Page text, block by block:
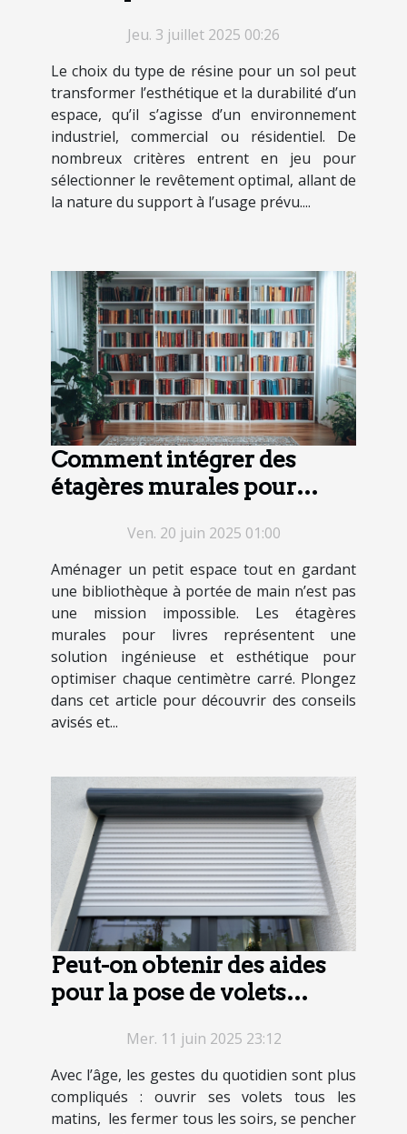
Jeu. 3 juillet 2025 00:26
Le choix du type de résine pour un sol peut
transformer l’esthétique et la durabilité d’un
espace, qu’il s’agisse d’un environnement
industriel, commercial ou résidentiel. De
nombreux critères entrent en jeu pour
sélectionner le revêtement optimal, allant de
la nature du support à l’usage prévu....
Comment intégrer des
étagères murales pour
Ven. 20 juin 2025 01:00
Aménager un petit espace tout en gardant
une bibliothèque à portée de main n’est pas
une mission impossible. Les étagères
murales pour livres représentent une
solution ingénieuse et esthétique pour
optimiser chaque centimètre carré. Plongez
dans cet article pour découvrir des conseils
avisés et...
Peut-on obtenir des aides
pour la pose de volets
Mer. 11 juin 2025 23:12
Avec l’âge, les gestes du quotidien sont plus
compliqués : ouvrir ses volets tous les
matins, les fermer tous les soirs, se pencher